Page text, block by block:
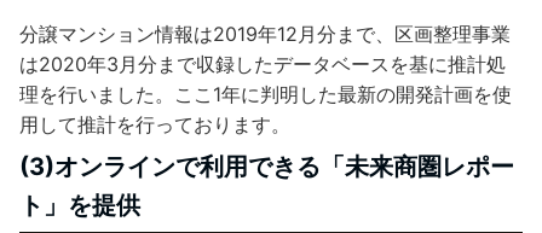
分譲マンション情報は2019年12月分まで、区画整理事業
は2020年3月分まで収録したデータベースを基に推計処
理を行いました。ここ1年に判明した最新の開発計画を使
用して推計を行っております。
(3)オンラインで利用できる「未来商圏レポー
ト」を提供